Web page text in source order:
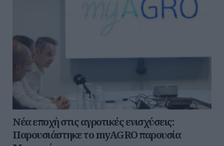
Νέα εποχή στις αγροτικές ενισχύσεις:
Παρουσιάστηκε το myAGRO παρουσία